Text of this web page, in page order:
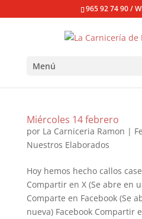
965 92 74 90 /
Menú
Miércoles 14 febrero
por La Carniceria Ramon |
Nuestros Elaborados
Hoy hemos hecho callos
Compartir en X (Se abre en
Comparte en Facebook (Se
nueva) Facebook Compartir